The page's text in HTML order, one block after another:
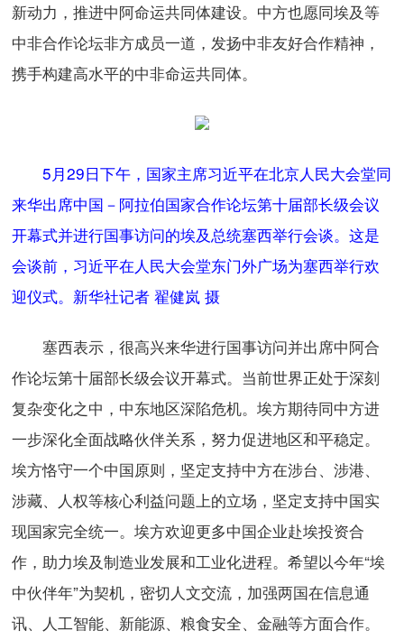
新动力，推进中阿命运共同体建设。中方也愿同埃及等
中非合作论坛非方成员一道，发扬中非友好合作精神，
携手构建高水平的中非命运共同体。
5月29日下午，国家主席习近平在北京人民大会堂同
来华出席中国－阿拉伯国家合作论坛第十届部长级会议
开幕式并进行国事访问的埃及总统塞西举行会谈。这是
会谈前，习近平在人民大会堂东门外广场为塞西举行欢
迎仪式。新华社记者 翟健岚 摄
塞西表示，很高兴来华进行国事访问并出席中阿合
作论坛第十届部长级会议开幕式。当前世界正处于深刻
复杂变化之中，中东地区深陷危机。埃方期待同中方进
一步深化全面战略伙伴关系，努力促进地区和平稳定。
埃方恪守一个中国原则，坚定支持中方在涉台、涉港、
涉藏、人权等核心利益问题上的立场，坚定支持中国实
现国家完全统一。埃方欢迎更多中国企业赴埃投资合
作，助力埃及制造业发展和工业化进程。希望以今年“埃
中伙伴年”为契机，密切人文交流，加强两国在信息通
讯、人工智能、新能源、粮食安全、金融等方面合作。